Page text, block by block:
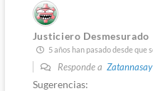
Justiciero Desmesurado
5 años han pasado desde que
Responde a Zatannasay
Sugerencias: